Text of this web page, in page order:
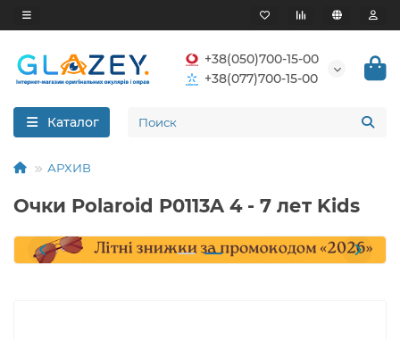
+38(050)700-15-00
+38(077)700-15-00
Каталог
АРХИВ
Очки Polaroid P0113A 4 - 7 лет Kids